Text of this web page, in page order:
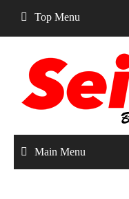
content
Top Menu
Main Menu